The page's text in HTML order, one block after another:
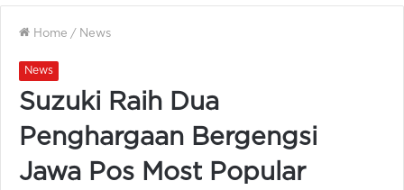
Home / News
News
Suzuki Raih Dua
Penghargaan Bergengsi
Jawa Pos Most Popular